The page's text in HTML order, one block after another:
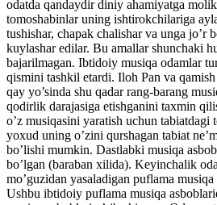
odatda qandaydir diniy ahamiyatga
tomoshabinlar uning ishtirokchilariga
tushishar, chapak chalishar va unga jo’r
kuylashar edilar. Bu amallar shunchaki
bajarilmagan. Ibtidoiy musiqa odamlar
qismini tashkil etardi. Iloh Pan va
qay yo’sinda shu qadar rang-barang
qodirlik darajasiga etishganini taxmin
o’z musiqasini yaratish uchun tabiatdagi
yoxud uning o’zini qurshagan tabiat
bo’lishi mumkin. Dastlabki musiqa
bo’lgan (baraban xilida). Keyinchalik
mo’guzidan yasaladigan puflama
Ushbu ibtidoiy puflama musiqa